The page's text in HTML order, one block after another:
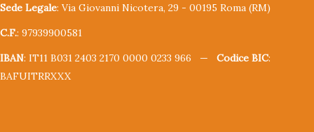
Sede Legale: Via Giovanni Nicotera, 29 - 00195 Roma (RM)
C.F.: 97939900581
IBAN: IT11 B031 2403 2170 0000 0233 966 — Codice BIC:
BAFUITRRXXX